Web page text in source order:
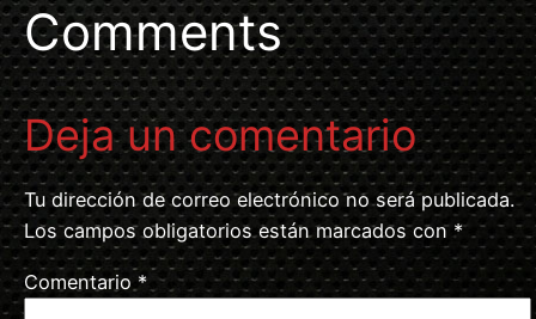
Comments
Deja un comentario
Tu dirección de correo electrónico no será publicada.
Los campos obligatorios están marcados con *
Comentario *